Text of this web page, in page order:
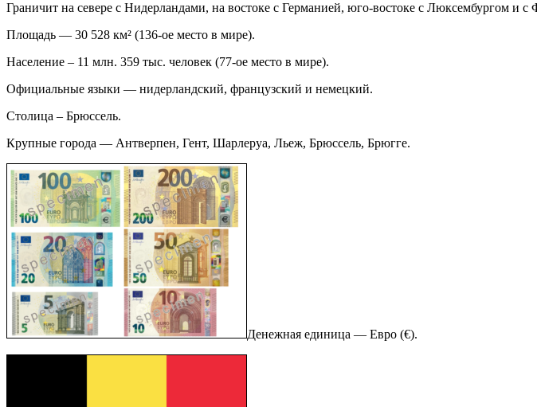
Граничит на севере с Нидерландами, на востоке с Германией, юго-востоке с Люксембургом и
Площадь — 30 528 км² (136-ое место в мире).
Население – 11 млн. 359 тыс. человек (77-ое место в мире).
Официальные языки — нидерландский, французский и немецкий.
Столица – Брюссель.
Крупные города — Антверпен, Гент, Шарлеруа, Льеж, Брюссель, Брюгге.
Денежная единица — Евро (€).